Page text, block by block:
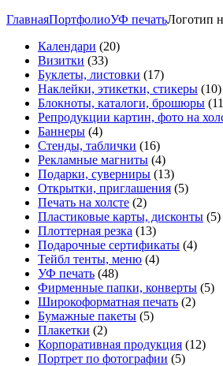
ГлавнаяПортфолиоУФ печатьЛоготип
Календари (20)
Визитки (33)
Буклеты, листовки (17)
Наклейки, этикетки, стикеры (10)
Блокноты, каталоги, брошюры
Репродукции картин, фото на
Баннеры (4)
Стенды, таблички (16)
Рекламные магниты (4)
Подарки, суверниры (13)
Открытки, приглашения (5)
Печать на холсте (2)
Пластиковые карты, дисконты (5)
Плоттерная резка (13)
Подарочные сертификаты (4)
Тейбл тенты, меню (4)
УФ печать (48)
Фирменные папки, конверты (5)
Широкоформатная печать (2)
Бумажные пакеты (5)
Плакетки (2)
Корпоративная продукция (12)
Портрет по фотографии (5)